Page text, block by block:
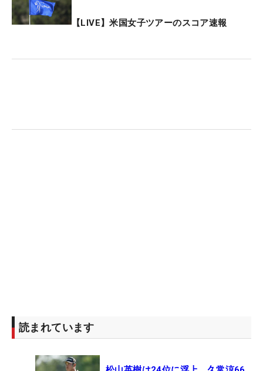
【LIVE】米国女子ツアーのスコア速報
読まれています